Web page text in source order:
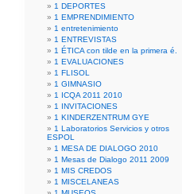
1 DEPORTES
1 EMPRENDIMIENTO
1 entretenimiento
1 ENTREVISTAS
1 ÉTICA con tilde en la primera é.
1 EVALUACIONES
1 FLISOL
1 GIMNASIO
1 ICQA 2011 2010
1 INVITACIONES
1 KINDERZENTRUM GYE
1 Laboratorios Servicios y otros
ESPOL
1 MESA DE DIALOGO 2010
1 Mesas de Dialogo 2011 2009
1 MIS CREDOS
1 MISCELANEAS